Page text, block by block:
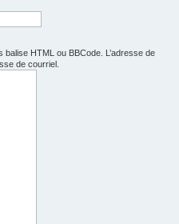
HTML ou BBCode. L’adresse de
de courriel.